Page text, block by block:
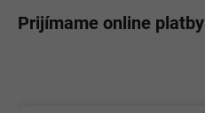
Prijímame online platby